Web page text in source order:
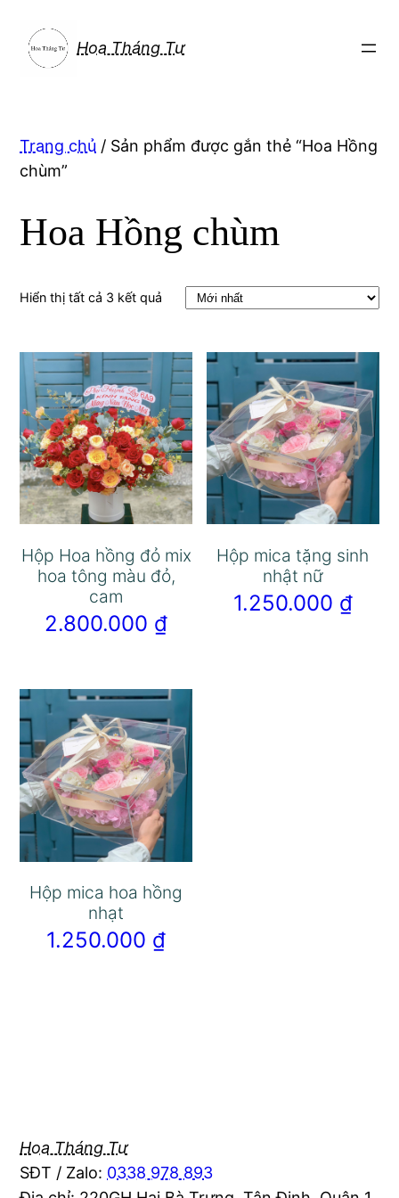
phần
Hoa Tháng Tư
Trang chủ / Sản phẩm được gắn thẻ “Hoa Hồng
chùm”
Hoa Hồng chùm
Hiển thị tất cả 3 kết quả
Hộp Hoa hồng đỏ mix
hoa tông màu đỏ,
cam
2.800.000 ₫
Hộp mica tặng sinh
nhật nữ
1.250.000 ₫
Hộp mica hoa hồng
nhạt
1.250.000 ₫
Hoa Tháng Tư
SĐT / Zalo: 0338 978 893